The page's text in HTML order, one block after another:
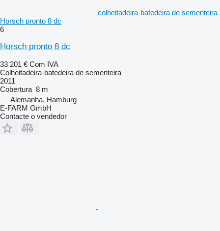
colheitadeira-batedeira de sementeira
Horsch pronto 8 dc
6
Horsch pronto 8 dc
33 201 € Com IVA
Colheitadeira-batedeira de sementeira
2011
Cobertura 8 m
Alemanha, Hamburg
E-FARM GmbH
Contacte o vendedor